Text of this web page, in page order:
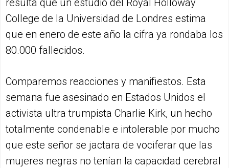
resulta que un estudio del Royal Holloway
College de la Universidad de Londres estima
que en enero de este año la cifra ya rondaba los
80.000 fallecidos.
Comparemos reacciones y manifiestos. Esta
semana fue asesinado en Estados Unidos el
activista ultra trumpista Charlie Kirk, un hecho
totalmente condenable e intolerable por mucho
que este señor se jactara de vociferar que las
mujeres negras no tenían la capacidad cerebral